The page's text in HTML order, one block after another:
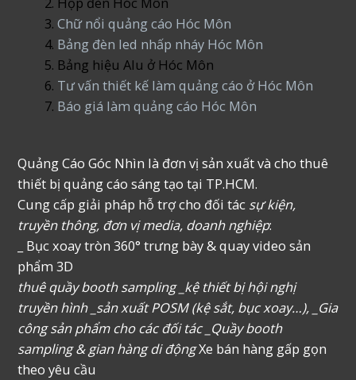
Chữ nổi quảng cáo Hóc Môn
Bảng đèn led nhấp nháy Hóc Môn
Bảng hiệu Alu ở Hóc Môn
Tư vấn thiết kế làm quảng cáo ở Hóc Môn
Báo giá làm quảng cáo Hóc Môn
Quảng Cáo Góc Nhìn là đơn vị sản xuất và cho thuê
thiết bị quảng cáo sáng tạo tại TP.HCM.
Cung cấp giải pháp hỗ trợ cho đối tác sự kiện,
truyền thông, đơn vị media, doanh nghiệp:
_ Bục xoay tròn 360° trưng bày & quay video sản
phẩm 3D
thuê quầy booth sampling _kệ thiết bị hội nghị
truyền hình _sản xuất POSM (kệ sắt, bục xoay…), _Gia
công sản phẩm cho các đối tác _Quầy booth
sampling & gian hàng di độngXe bán hàng gấp gọn
theo yêu cầu